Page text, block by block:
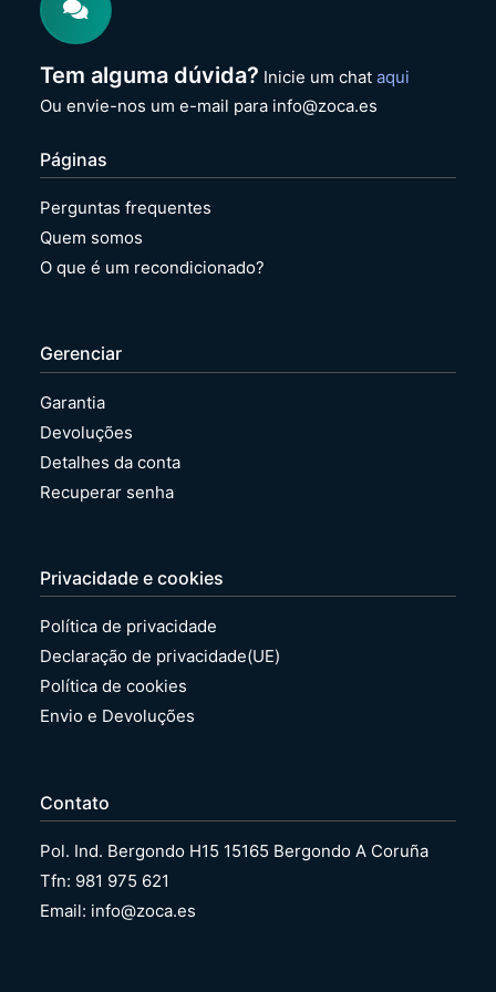
Tem alguma dúvida? Inicie um chataqui
Ou envie-nos um e-mail para info@zoca.es
Páginas
Perguntas frequentes
Quem somos
O que é um recondicionado?
Gerenciar
Garantia
Devoluções
Detalhes da conta
Recuperar senha
Privacidade e cookies
Política de privacidade
Declaração de privacidade(UE)
Política de cookies
Envio e Devoluções
Contato
Pol. Ind. Bergondo H15 15165 Bergondo A Coruña
Tfn: 981 975 621
Email: info@zoca.es